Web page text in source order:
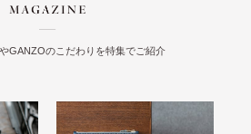
GANZOのこだわりを特集でご紹介